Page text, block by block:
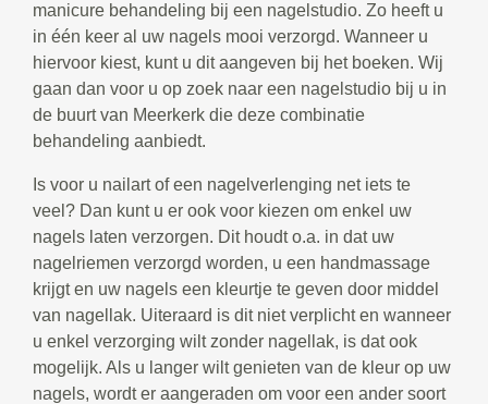
manicure behandeling bij een nagelstudio. Zo heeft u
in één keer al uw nagels mooi verzorgd. Wanneer u
hiervoor kiest, kunt u dit aangeven bij het boeken. Wij
gaan dan voor u op zoek naar een nagelstudio bij u in
de buurt van Meerkerk die deze combinatie
behandeling aanbiedt.
Is voor u nailart of een nagelverlenging net iets te
veel? Dan kunt u er ook voor kiezen om enkel uw
nagels laten verzorgen. Dit houdt o.a. in dat uw
nagelriemen verzorgd worden, u een handmassage
krijgt en uw nagels een kleurtje te geven door middel
van nagellak. Uiteraard is dit niet verplicht en wanneer
u enkel verzorging wilt zonder nagellak, is dat ook
mogelijk. Als u langer wilt genieten van de kleur op uw
nagels, wordt er aangeraden om voor een ander soort